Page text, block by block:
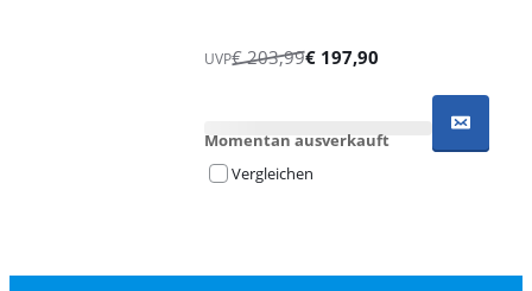
UVP€203,99€ 197,90
Momentan ausverkauft
Vergleichen